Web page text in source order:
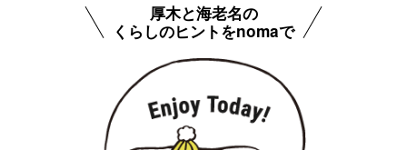
厚木と海老名の
くらしのヒントをnomaで